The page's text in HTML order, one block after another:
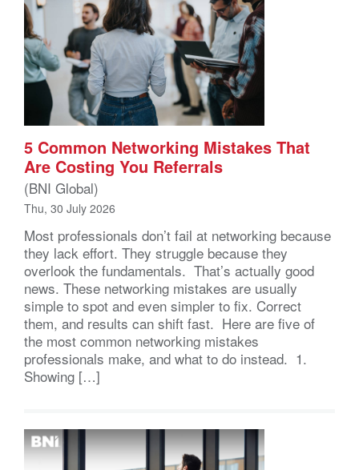
5 Common Networking Mistakes That
Are Costing You Referrals
(BNI Global)
Thu, 30 July 2026
Most professionals don’t fail at networking because
they lack effort. They struggle because they
overlook the fundamentals. That’s actually good
news. These networking mistakes are usually
simple to spot and even simpler to fix. Correct
them, and results can shift fast. Here are five of
the most common networking mistakes
professionals make, and what to do instead. 1.
Showing […]